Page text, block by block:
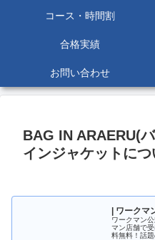
コース・時間割
合格実績
お問い合わせ
BAG IN ARAERU(
インジャケットにつ
| ワークマ
ワークマン
マン店舗で
料無料！話